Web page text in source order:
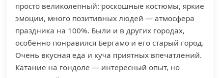
просто великолепный: роскошные костюмы, яркие
эмоции, много позитивных людей — атмосфера
праздника на 100%. Были и в других городах,
особенно понравился Бергамо и его старый город.
Очень вкусная еда и куча приятных впечатлений.
Катание на гондоле — интересный опыт, но